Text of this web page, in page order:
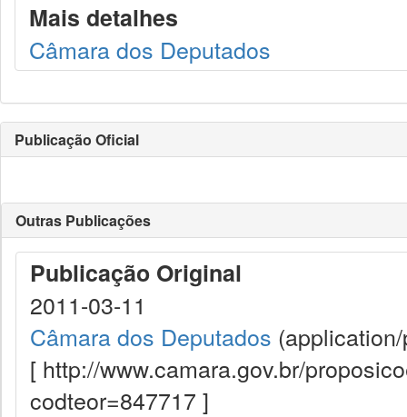
Mais detalhes
Câmara dos Deputados
Publicação Oficial
Outras Publicações
Publicação Original
2011-03-11
Câmara dos Deputados
[ http://www.camara.gov.br/
codteor=847717 ]